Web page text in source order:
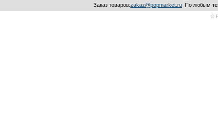
Заказ товаров:zakaz@popmarket.ru По любым
©